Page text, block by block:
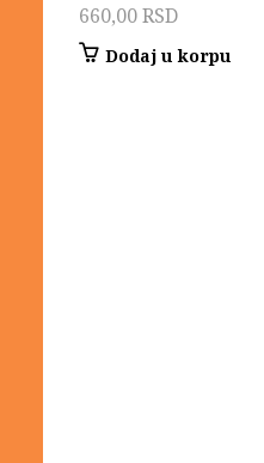
660,00RSD
Dodaj u korpu